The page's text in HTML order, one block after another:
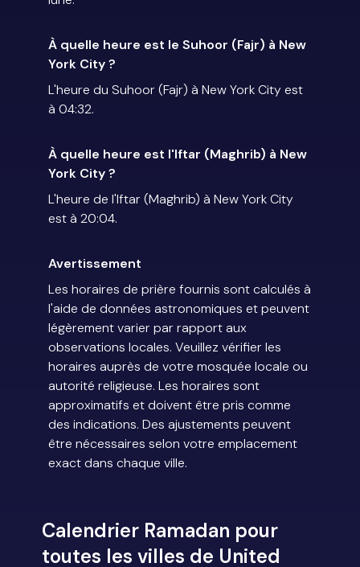
À quelle heure est le Suhoor (Fajr) à New
York City ?
L'heure du Suhoor (Fajr) à New York City est
à 04:32.
À quelle heure est l'Iftar (Maghrib) à New
York City ?
L'heure de l'Iftar (Maghrib) à New York City
est à 20:04.
Avertissement
Les horaires de prière fournis sont calculés à
l'aide de données astronomiques et peuvent
légèrement varier par rapport aux
observations locales. Veuillez vérifier les
horaires auprès de votre mosquée locale ou
autorité religieuse. Les horaires sont
approximatifs et doivent être pris comme
des indications. Des ajustements peuvent
être nécessaires selon votre emplacement
exact dans chaque ville.
Calendrier Ramadan pour
toutes les villes de United